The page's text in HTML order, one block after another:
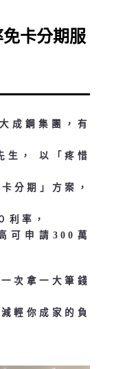
免卡分期服
成鋼集團，有
生， 以「疼惜
，
分期」方案，
０利率，
可申請300萬
次拿一大筆錢
輕你成家的負